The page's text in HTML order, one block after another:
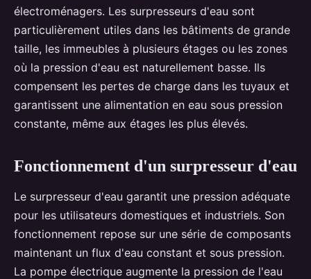
électroménagers. Les surpresseurs d'eau sont
particulièrement utiles dans les bâtiments de grande
taille, les immeubles à plusieurs étages ou les zones
où la pression d'eau est naturellement basse. Ils
compensent les pertes de charge dans les tuyaux et
garantissent une alimentation en eau sous pression
constante, même aux étages les plus élevés.
Fonctionnement d'un surpresseur d'eau
Le surpresseur d'eau garantit une pression adéquate
pour les utilisateurs domestiques et industriels. Son
fonctionnement repose sur une série de composants
maintenant un flux d'eau constant et sous pression.
La pompe électrique augmente la pression de l'eau